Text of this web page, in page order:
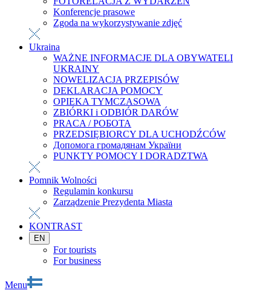
Konferencje prasowe
Zgoda na wykorzystywanie zdjęć
Ukraina
WAŻNE INFORMACJE DLA OBYWATELI
UKRAINY
NOWELIZACJA PRZEPISÓW
DEKLARACJA POMOCY
OPIEKA TYMCZASOWA
ZBIÓRKI i ODBIÓR DARÓW
PRACA / РОБОТА
PRZEDSIĘBIORCY DLA UCHODŹCÓW
Допомога громадянам України
PUNKTY POMOCY I DORADZTWA
Pomnik Wolności
Regulamin konkursu
Zarządzenie Prezydenta Miasta
KONTRAST
EN
For tourists
For business
Menu